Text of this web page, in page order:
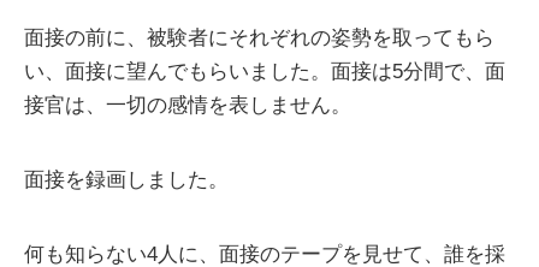
面接の前に、被験者にそれぞれの姿勢を取ってもら
い、面接に望んでもらいました。面接は5分間で、面
接官は、一切の感情を表しません。
面接を録画しました。
何も知らない4人に、面接のテープを見せて、誰を採